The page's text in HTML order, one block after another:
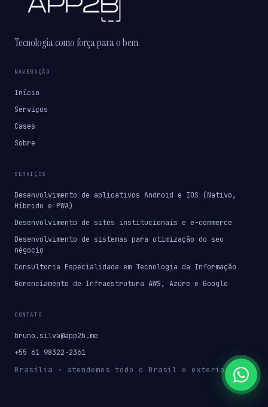
Tecnologia como força para o bem.
NAVEGAÇÃO
Início
Serviços
Cases
Sobre
SERVIÇOS
Desenvolvimento de aplicativos Android e IOS (Nativo,
Híbrido e PWA)
Desenvolvimento de sites institucionais e e-commerce
Desenvolvimento de sistemas para otimização do seu
négocio
Consultoria Especialidade em Tecnologia da Informação
Gerenciamento de Infraestrutura AWS, Azure e Google
CONTATO
bruno.silva@app2b.me
+55 61 98322-2361
Brasília · atendemos todo o Brasil e exterior